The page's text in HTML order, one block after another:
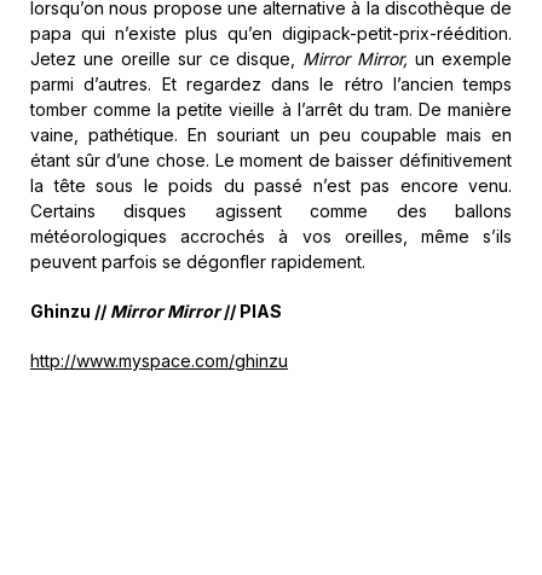
lorsqu’on nous propose une alternative à la discothèque de
papa qui n’existe plus qu’en digipack-petit-prix-réédition.
Jetez une oreille sur ce disque, Mirror Mirror, un exemple
parmi d’autres. Et regardez dans le rétro l’ancien temps
tomber comme la petite vieille à l’arrêt du tram. De manière
vaine, pathétique. En souriant un peu coupable mais en
étant sûr d’une chose. Le moment de baisser définitivement
la tête sous le poids du passé n’est pas encore venu.
Certains disques agissent comme des ballons
météorologiques accrochés à vos oreilles, même s’ils
peuvent parfois se dégonfler rapidement.
Ghinzu // Mirror Mirror// PIAS
http://www.myspace.com/ghinzu